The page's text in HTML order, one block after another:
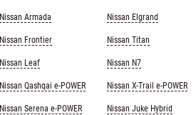
Nissan Armada
Nissan Frontier
Nissan Leaf
Nissan Qashqai e-POWER
Nissan Serena e-POWER
Nissan Elgrand
Nissan Titan
Nissan N7
Nissan X-Trail e-POWER
Nissan Juke Hybrid